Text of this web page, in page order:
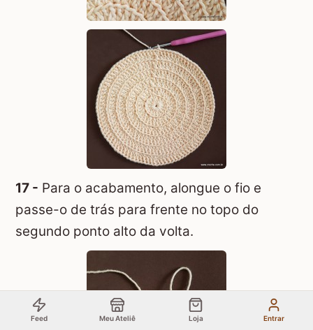
17 - Para o acabamento, alongue o fio e
passe-o de trás para frente no topo do
segundo ponto alto da volta.
Feed Meu Ateliê Loja Entrar